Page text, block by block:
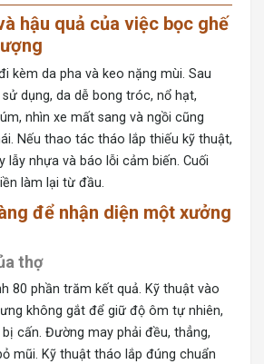
hậu quả của việc bọc ghế
kèm da pha và keo nặng mùi. Sau
dụng, da dễ bong tróc, nổ hạt,
nhìn xe mất sang và ngồi cũng
Nếu thao tác tháo lắp thiếu kỹ thuật,
lẫy nhựa và báo lỗi cảm biến. Cuối
làm lại từ đầu.
để nhận diện một xưởng
thợ
80 phần trăm kết quả. Kỹ thuật vào
không gắt để giữ độ ôm tự nhiên,
cấn. Đường may phải đều, thẳng,
mũi. Kỹ thuật tháo lắp đúng chuẩn